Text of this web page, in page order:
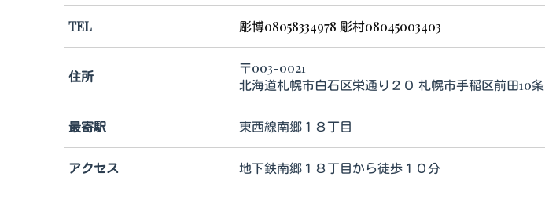
TEL 彫博08058334978 彫村08045003403
住所
〒003-0021
北海道札幌市白石区栄通り２０ 札幌市手稲区前田10条
最寄駅 東西線南郷１８丁目
アクセス 地下鉄南郷１８丁目から徒歩１０分